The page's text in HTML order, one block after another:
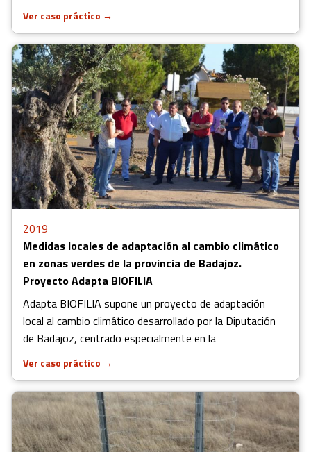
Ver caso práctico →
2019
Medidas locales de adaptación al cambio climático
en zonas verdes de la provincia de Badajoz.
Proyecto Adapta BIOFILIA
Adapta BIOFILIA supone un proyecto de adaptación
local al cambio climático desarrollado por la Diputación
de Badajoz, centrado especialmente en la
Ver caso práctico →